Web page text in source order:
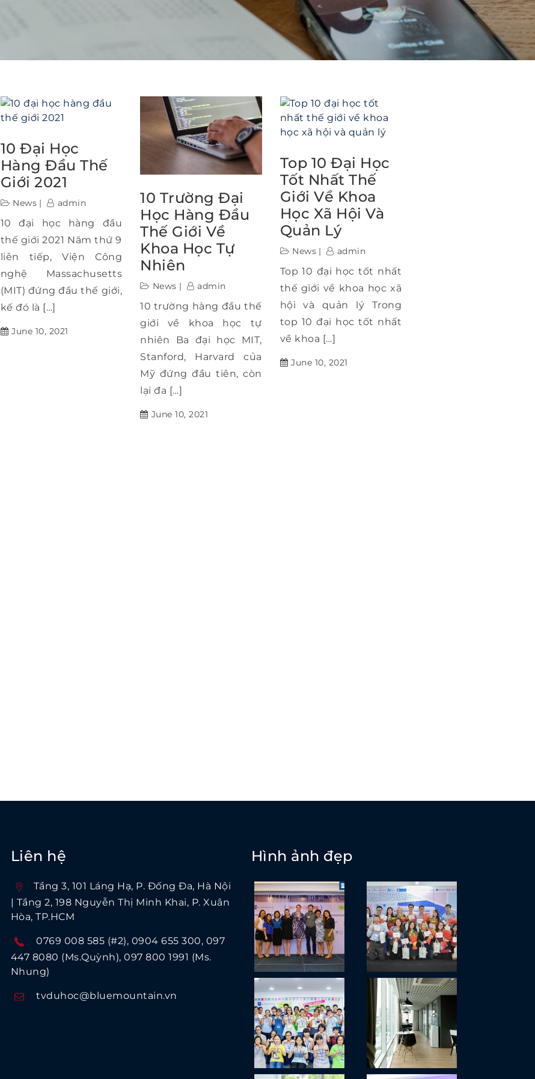
10 Đại Học
Hàng Đầu Thế
Giới 2021
News admin
10 đại học hàng đầu
thế giới 2021 Năm thứ 9
liên tiếp, Viện Công
nghệ Massachusetts
(MIT) đứng đầu thế giới,
kế đó là […]
June 10, 2021
10 Trường Đại
Học Hàng Đầu
Thế Giới Về
Khoa Học Tự
Nhiên
News admin
10 trường hàng đầu thế
giới về khoa học tự
nhiên Ba đại học MIT,
Stanford, Harvard của
Mỹ đứng đầu tiên, còn
lại đa […]
June 10, 2021
Top 10 Đại Học
Tốt Nhất Thế
Giới Về Khoa
Học Xã Hội Và
Quản Lý
News admin
Top 10 đại học tốt nhất
thế giới về khoa học xã
hội và quản lý Trong
top 10 đại học tốt nhất
về khoa […]
June 10, 2021
Liên hệ
Tầng 3, 101 Láng Hạ, P. Ðống Ða, Hà Nội
| Tầng 2, 198 Nguyễn Thị Minh Khai, P. Xuân
Hòa, TP.HCM
0769 008 585 (#2) 0904 655 300 097
447 8080 (Ms.Quỳnh) 097 800 1991 (Ms.
Nhung)
tvduhoc@bluemountain.vn
Hình ảnh đẹp